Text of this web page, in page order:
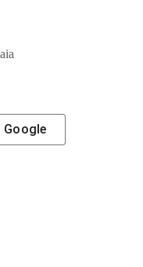
Google